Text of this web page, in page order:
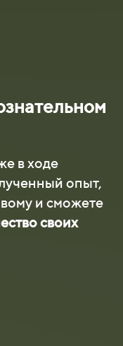
в ходе
опыт,
и сможете
своих